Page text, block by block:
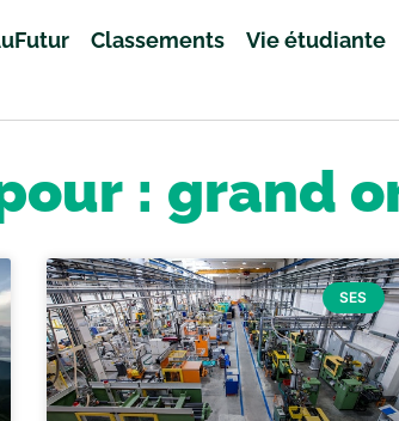
Classements Vie étudiante
: grand
SES